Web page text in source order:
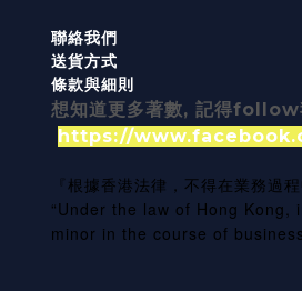
聯絡我們
送貨方式
條款與細則
想知道更多著數, 記得
https://
『根據香港法律，不得在業務過
“Under the law of Hong
minor in the course of